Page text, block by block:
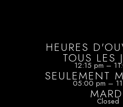
HEURES
TOUS LES
12:15 pm –
SEULEMENT
05:00 pm –
Closed